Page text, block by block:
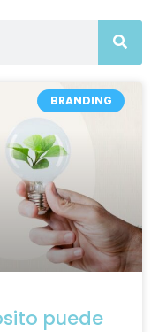
BRANDING
puede